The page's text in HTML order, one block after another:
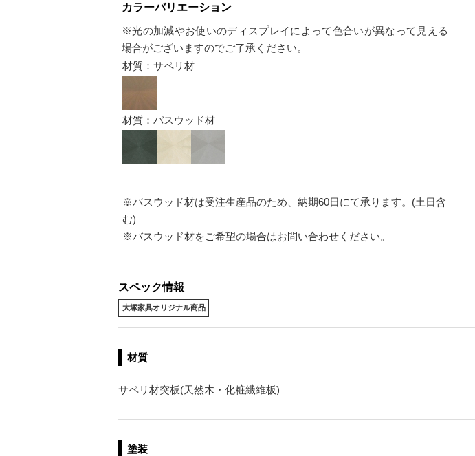
カラーバリエーション
※光の加減やお使いのディスプレイによって色合いが異なって見える
場合がございますのでご了承ください。
材質：サペリ材
材質：バスウッド材
※バスウッド材は受注生産品のため、納期60日にて承ります。(土日含
む)
※バスウッド材をご希望の場合はお問い合わせください。
スペック情報
大塚家具オリジナル商品
材質
サペリ材突板(天然木・化粧繊維板)
塗装